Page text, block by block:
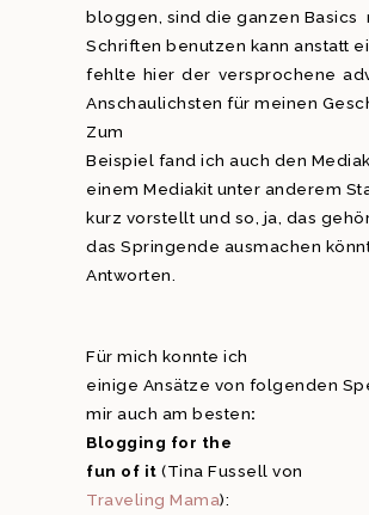
bloggen, sind die ganzen Basics
Schriften benutzen kann anstatt
fehlte hier der versprochene
Anschaulichsten für meinen
Zum
Beispiel fand ich auch den
einem Mediakit unter anderem
kurz vorstellt und so, ja, das
das Springende ausmachen
Antworten.
Für mich konnte ich
einige Ansätze von folgenden
mir auch am besten:
Blogging for the
fun of it (Tina Fussell von
Traveling Mama):